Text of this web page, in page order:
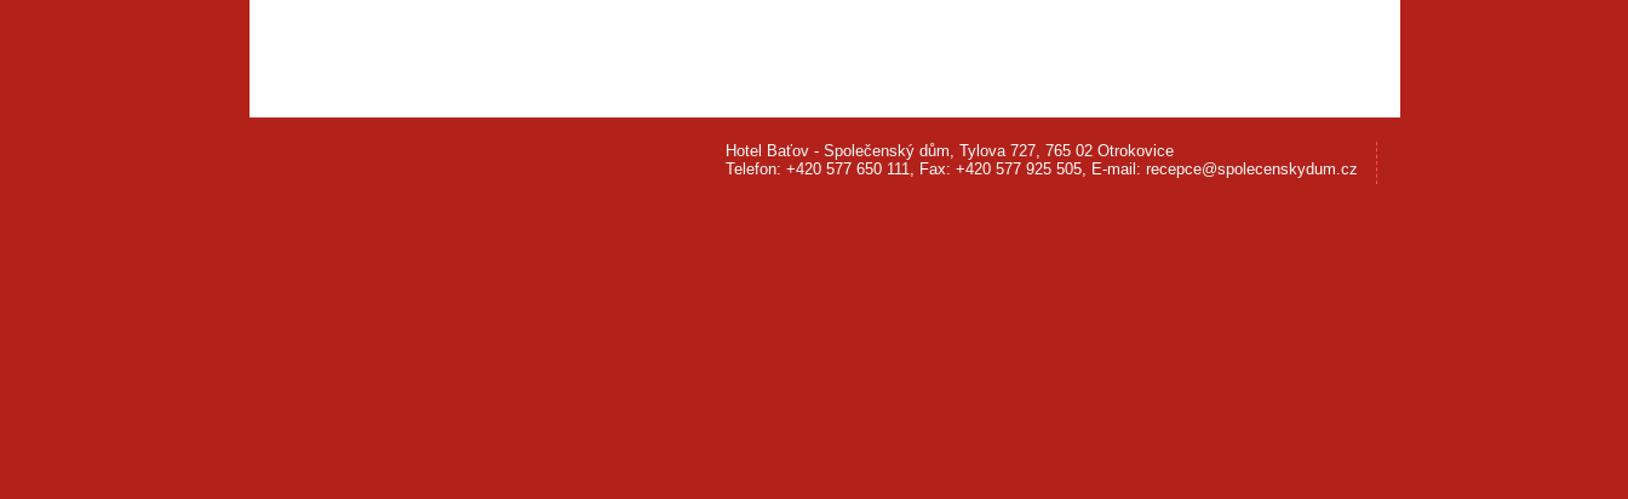
Hotel Baťov - Společenský dům, Tylova 727, 765 02 Otrokovice
Telefon: +420 577 650 111, Fax: +420 577 925 505, E-mail: recepce@spolecenskydum.cz